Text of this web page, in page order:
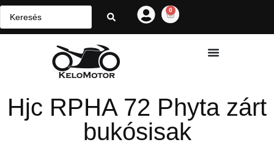
0
Hjc RPHA 72 Phyta zárt
bukósisak